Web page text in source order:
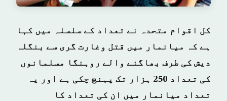
کل اقوام متحدہ نے تعداد کے سلسلہ میں کہا
ہے کہ میانمار میں قتل وغارت گری سے بنگلہ
دیش کی طرف بھاگنے والے روہنگا مسلمانوں
کی تعداد 250 ہزار تک پہنچ چکی ہے اور یہ
تعداد میانمار میں ان کی تعداد کا